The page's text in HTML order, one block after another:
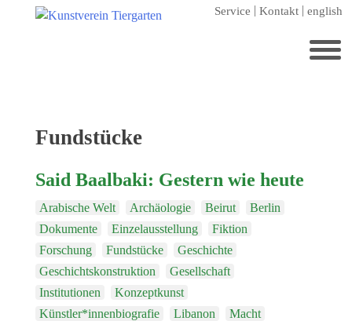
Service Kontakt english
Förderer
Jahresgaben
Mitglied werden
Ausstellungen
aktuelle Ausstellung
Schlagwort:
Fundstücke
Said Baalbaki: Gestern wie heute
Arabische Welt Archäologie Beirut
Berlin
Dokumente
Einzelausstellung
Fiktion
Forschung
Fundstücke
Geschichte
Geschichtskonstruktion
Gesellschaft
Institutionen
Konzeptkunst
Künstler*innenbiografie
Libanon
Macht